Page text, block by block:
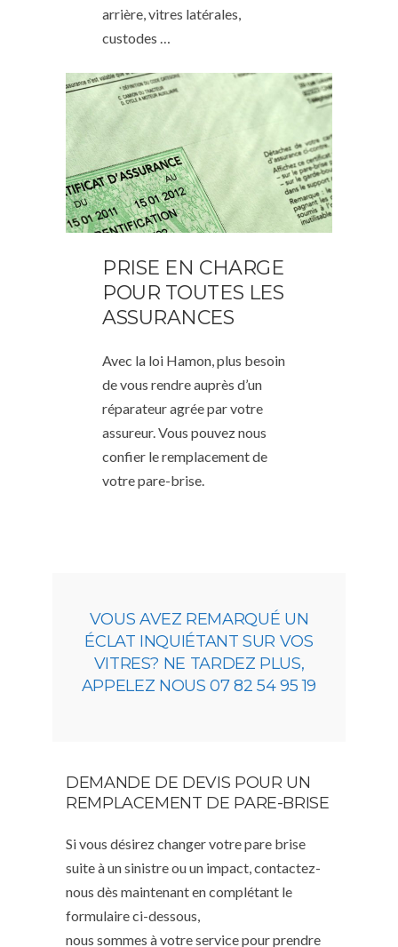
arrière, vitres latérales,
custodes …
PRISE EN CHARGE
POUR TOUTES LES
ASSURANCES
Avec la loi Hamon, plus besoin
de vous rendre auprès d’un
réparateur agrée par votre
assureur. Vous pouvez nous
confier le remplacement de
votre pare-brise.
VOUS AVEZ REMARQUÉ UN
ÉCLAT INQUIÉTANT SUR VOS
VITRES? NE TARDEZ PLUS,
APPELEZ NOUS 07 82 54 95 19
DEMANDE DE DEVIS POUR UN
REMPLACEMENT DE PARE-BRISE
Si vous désirez changer votre pare brise
suite à un sinistre ou un impact, contactez-
nous dès maintenant en complétant le
formulaire ci-dessous,
nous sommes à votre service pour prendre